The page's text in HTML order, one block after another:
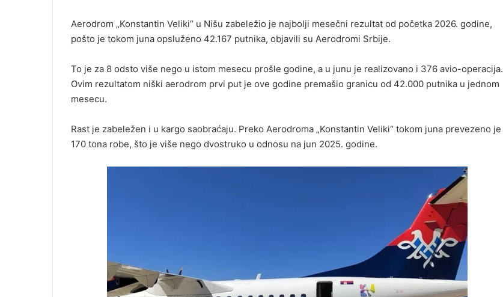
Aerodrom „Konstantin Veliki“ u Nišu zabeležio je najbolji mesečni rezultat od početka 2026. godine,
pošto je tokom juna opsluženo 42.167 putnika, objavili su Aerodromi Srbije.
To je za 8 odsto više nego u istom mesecu prošle godine, a u junu je realizovano i 376 avio-operacija.
Ovim rezultatom niški aerodrom prvi put je ove godine premašio granicu od 42.000 putnika u jednom
mesecu.
Rast je zabeležen i u kargo saobraćaju. Preko Aerodroma „Konstantin Veliki“ tokom juna prevezeno je
170 tona robe, što je više nego dvostruko u odnosu na jun 2025. godine.